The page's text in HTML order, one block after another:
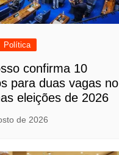
Política
confirma 10
para duas vagas no
eleições de 2026
de 2026